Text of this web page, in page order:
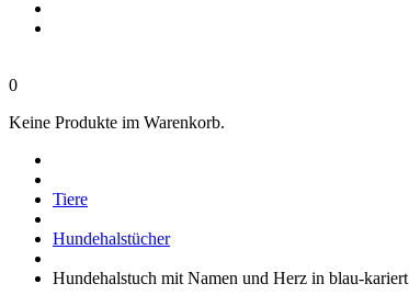
0
Keine Produkte im Warenkorb.
Tiere
Hundehalstücher
Hundehalstuch mit Namen und Herz in blau-kariert